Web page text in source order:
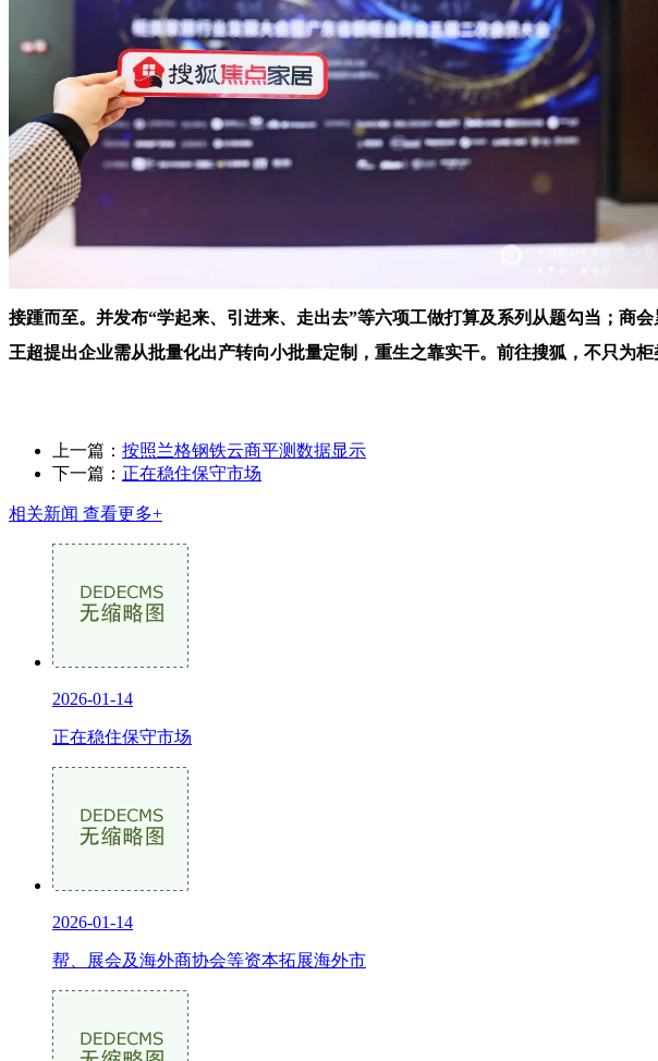
接踵而至。并发布“学起来、引进来、走出去”等六项工做打算及系列从题勾当；商
王超提出企业需从批量化出产转向小批量定制，重生之靠实干。前往搜狐，不只为
上一篇： 按照兰格钢铁云商平测数据显示
下一篇： 正在稳住保守市场
相关新闻 查看更多+
2026-01-14
正在稳住保守市场
2026-01-14
帮、展会及海外商协会等资本拓展海外市